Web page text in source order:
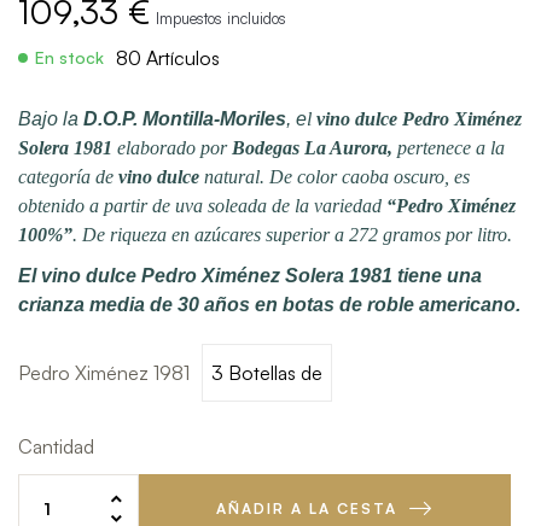
109,33 € Impuestos incluidos
En stock 80 Artículos
Bajo la D.O.P. Montilla-Moriles, el vino dulce Pedro Ximénez
Solera 1981 elaborado por Bodegas La Aurora, pertenece a la
categoría de vino dulce natural. De color caoba oscuro, es
obtenido a partir de uva soleada de la variedad “Pedro Ximénez
100%”. De riqueza en azúcares superior a 272 gramos por litro.
El vino dulce Pedro Ximénez Solera 1981 tiene una
crianza media de 30 años en botas de roble americano.
Pedro Ximénez 1981
Cantidad
AÑADIR A LA CESTA